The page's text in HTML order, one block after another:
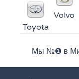
Toyota
Volvo
Мы №❶ в